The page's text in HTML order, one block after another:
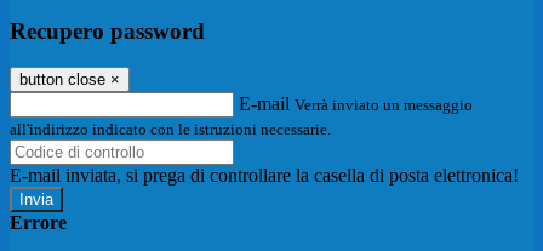
Recupero password
button close ×
E-mail Verrà inviato un messaggio
all'indirizzo indicato con le istruzioni necessarie.
E-mail inviata, si prega di controllare la casella di posta elettronica!
Errore